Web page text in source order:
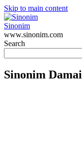
Skip to main content
Sinonim
www.sinonim.com
Search
Sinonim Damai